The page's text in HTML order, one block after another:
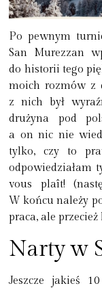
Po pewnym
San Murezzan
do historii tego
moich rozmów z
z nich był
drużyna pod
a on nic nie
tylko, czy to
odpowiedziałam
vous plaît!
W końcu należy
praca, ale
Narty w
Jeszcze jakieś